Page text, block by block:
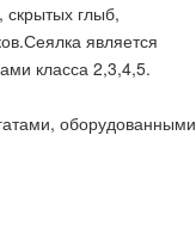
скрытых глыб,
является
класса 2,3,4,5.
оборудованными